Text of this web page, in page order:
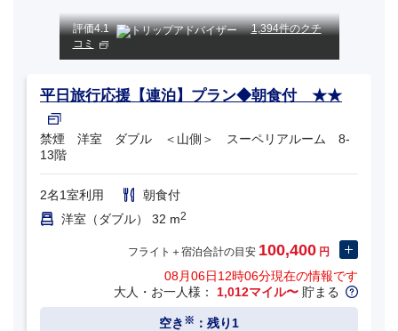
評価4.1
1,394件のクチ
コミ
平日旅行応援【連泊】プラン◆朝食付 ★★
禁煙 洋室 ダブル ＜山側＞ スーペリアルーム 8-
13階
2名1室利用
朝食付
洋室（ダブル） 32 m2
フライト＋宿泊合計の目安 100,400 円
08月06日12時06分現在の情報です
大人・お一人様： 1,012マイル〜 貯まる
空き ※ ：残り1